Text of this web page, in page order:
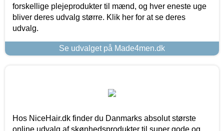
forskellige plejeprodukter til mænd, og hver eneste uge
bliver deres udvalg større. Klik her for at se deres
udvalg.
Se udvalget på Made4men.dk
Hos NiceHair.dk finder du Danmarks absolut største
online udvalg af skønhedsprodukter til super gode og